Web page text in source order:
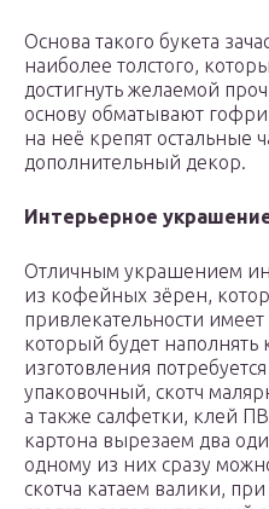
Основа такого букета
наиболее толстого,
достигнуть желаемой
основу обматывают
на неё крепят остальные
дополнительный декор.
Интерьерное
Отличным украшением
из кофейных зёрен,
привлекательности
который будет наполнять
изготовления
упаковочный, скотч
а также салфетки, клей
картона вырезаем два
одному из них сразу
скотча катаем валики,